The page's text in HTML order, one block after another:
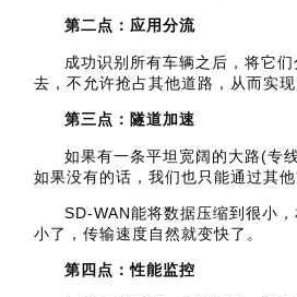
第二点：应用分流
成功识别所有车辆之后，将它
去，不允许抢占其他道路，从而实现
第三点：隧道加速
如果有一条平坦宽阔的大路(专
如果没有的话，我们也只能通过其他
SD-WAN能将数据压缩到很小
小了，传输速度自然就变快了。
第四点：性能监控